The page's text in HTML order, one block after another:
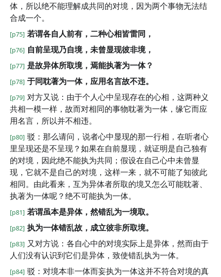
体，所以绝不能理解成共同的对境，因为两个事物无法结
合成一个。
[p75] 若谓各自人前有，二种心相皆雷同，
[p76] 自前呈现乃自境，未曾显现彼非境，
[p77] 是故异体所取境，焉能执著为一体？
[p78] 于同耽著为一体，应用名言故不违。
[p79] 对方又说：由于个人心中呈现存在的心相，这两种义
共相一模一样，故而对相同的事物耽著为一体，缘它而应
用名言，所以并不相违。
[p80] 驳：那么请问，说者心中显现的那一行相，在听者心
里呈现还是不呈现？如果在自前显现，就证明是自己独有
的对境，因此绝不能执为共同；假设在自己心中未曾显
现，它就不是自己的对境，这样一来，就不可能了知彼此
相同。由此看来，互为异体者所取的境又怎么可能耽著、
执著为一体呢？绝不可能执为一体。
[p81] 若谓虽本是异体，然错乱为一境取。
[p82] 执为一体错乱故，成立彼非所取境。
[p83] 又对方说：各自心中的对境实际上是异体，然而由于
人们没有认识到它们是异体，致使错乱执为一体。
[p84] 驳：对境本非一体而妄执为一体这并不符合对境的真